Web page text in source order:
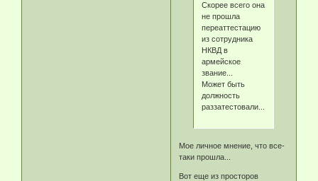
Скорее всего она
не прошла
переаттестацию
из сотрудника
НКВД в
армейское
звание...
Может быть
должность
раззатестовали....
Мое личное мнение, что все-
таки прошла...
Вот еще из просторов